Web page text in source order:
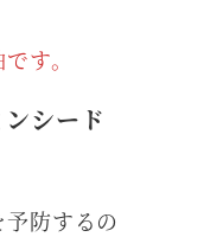
す。
シード
防するの